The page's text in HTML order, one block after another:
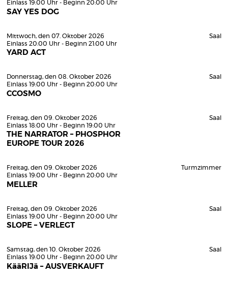
Einlass 19:00 Uhr - Beginn 20:00 Uhr
SAY YES DOG
Mittwoch, den 07. Oktober 2026
Einlass 20:00 Uhr - Beginn 21:00 Uhr
YARD ACT
Saal
Donnerstag, den 08. Oktober 2026
Einlass 19:00 Uhr - Beginn 20:00 Uhr
CCOSMO
Saal
Freitag, den 09. Oktober 2026
Einlass 18:00 Uhr - Beginn 19:00 Uhr
THE NARRATOR – PHOSPHOR
EUROPE TOUR 2026
Saal
Freitag, den 09. Oktober 2026
Einlass 19:00 Uhr - Beginn 20:00 Uhr
MELLER
Turmzimmer
Freitag, den 09. Oktober 2026
Einlass 19:00 Uhr - Beginn 20:00 Uhr
SLOPE – VERLEGT
Saal
Samstag, den 10. Oktober 2026
Einlass 19:00 Uhr - Beginn 20:00 Uhr
KääRIJä – AUSVERKAUFT
Saal